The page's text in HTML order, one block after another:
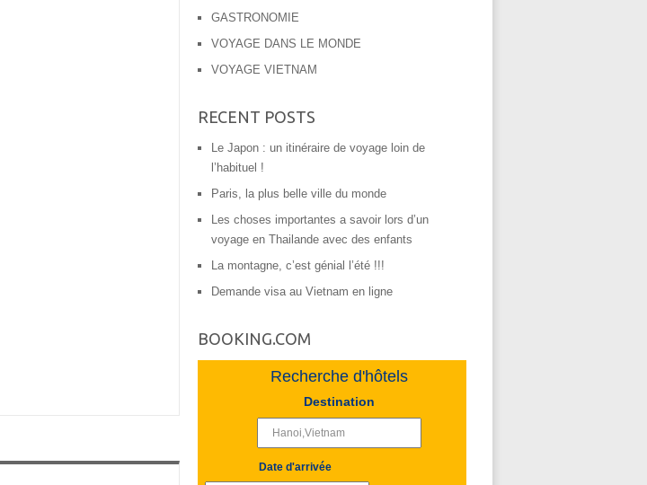
GASTRONOMIE
VOYAGE DANS LE MONDE
VOYAGE VIETNAM
RECENT POSTS
Le Japon : un itinéraire de voyage loin de
l’habituel !
Paris, la plus belle ville du monde
Les choses importantes a savoir lors d’un
voyage en Thailande avec des enfants
La montagne, c’est génial l’été !!!
Demande visa au Vietnam en ligne
BOOKING.COM
Recherche d'hôtels
Destination
Date d'arrivée